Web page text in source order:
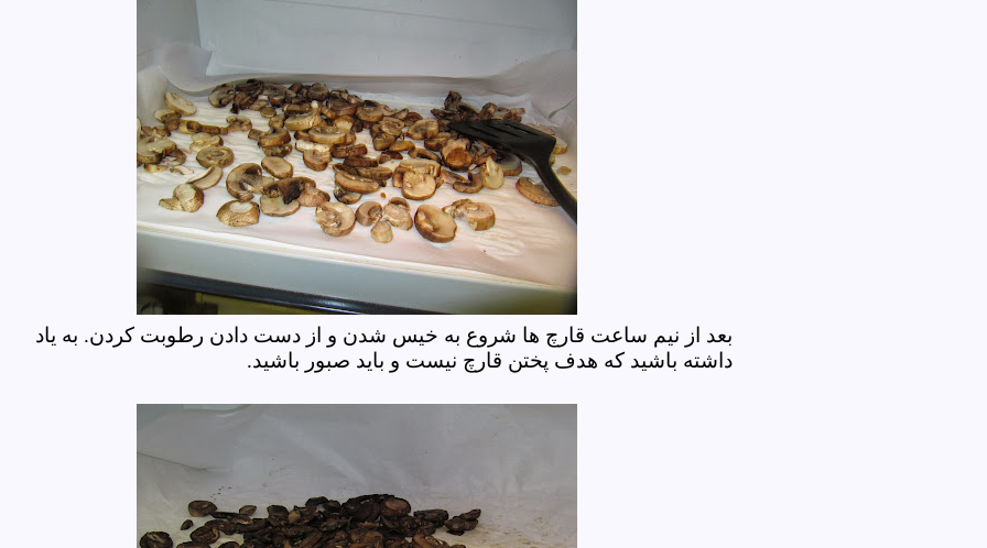
بعد از نیم ساعت قارچ ها شروع به خیس شدن و از دست دادن رطوبت کردن. به یاد
داشته باشید که هدف پختن قارچ نیست و باید صبور باشید.